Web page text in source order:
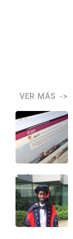
VER MÁS